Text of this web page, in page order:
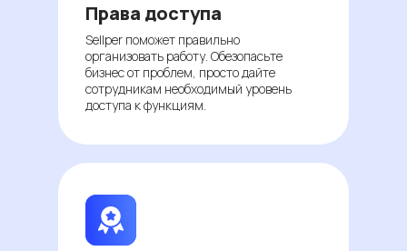
Sellper поможет правильно
организовать работу. Обезопасьте
бизнес от проблем, просто дайте
сотрудникам необходимый уровень
доступа к функциям.
Права доступа